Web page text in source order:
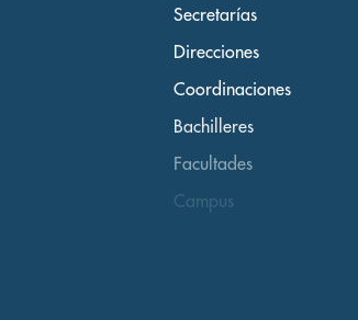
Secretarías
Direcciones
Coordinaciones
Bachilleres
Facultades
Campus